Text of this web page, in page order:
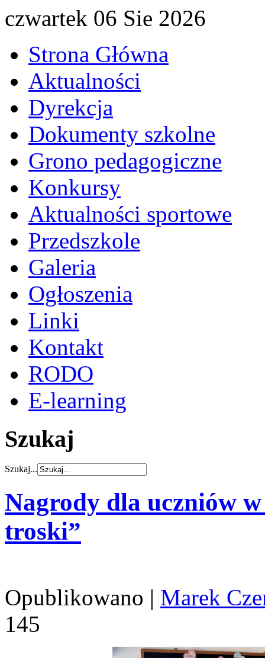
czwartek 06 Sie 2026
Strona Główna
Aktualności
Dyrekcja
Dokumenty szkolne
Grono pedagogiczne
Konkursy
Aktualności sportowe
Przedszkole
Galeria
Ogłoszenia
Linki
Kontakt
RODO
E-learning
Szukaj
Szukaj...
Nagrody dla uczniów
troski”
Opublikowano | Marek
145